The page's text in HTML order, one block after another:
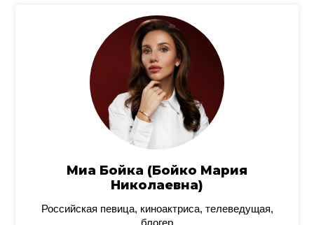
Миа Бойка (Бойко Мария
Николаевна)
Российская певица, киноактриса, телеведущая,
блогер